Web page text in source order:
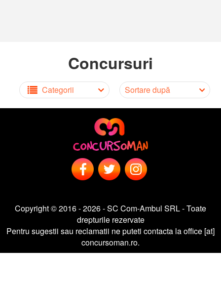
Concursuri
Categorii Sortare după
Copyright © 2016 - 2026 - SC Com-Ambul SRL - Toate
drepturile rezervate
Pentru sugestii sau reclamatii ne puteti contacta la office [at]
concursoman.ro.